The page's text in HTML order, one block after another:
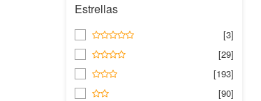
Estrellas
[3]
[29]
[193]
[90]